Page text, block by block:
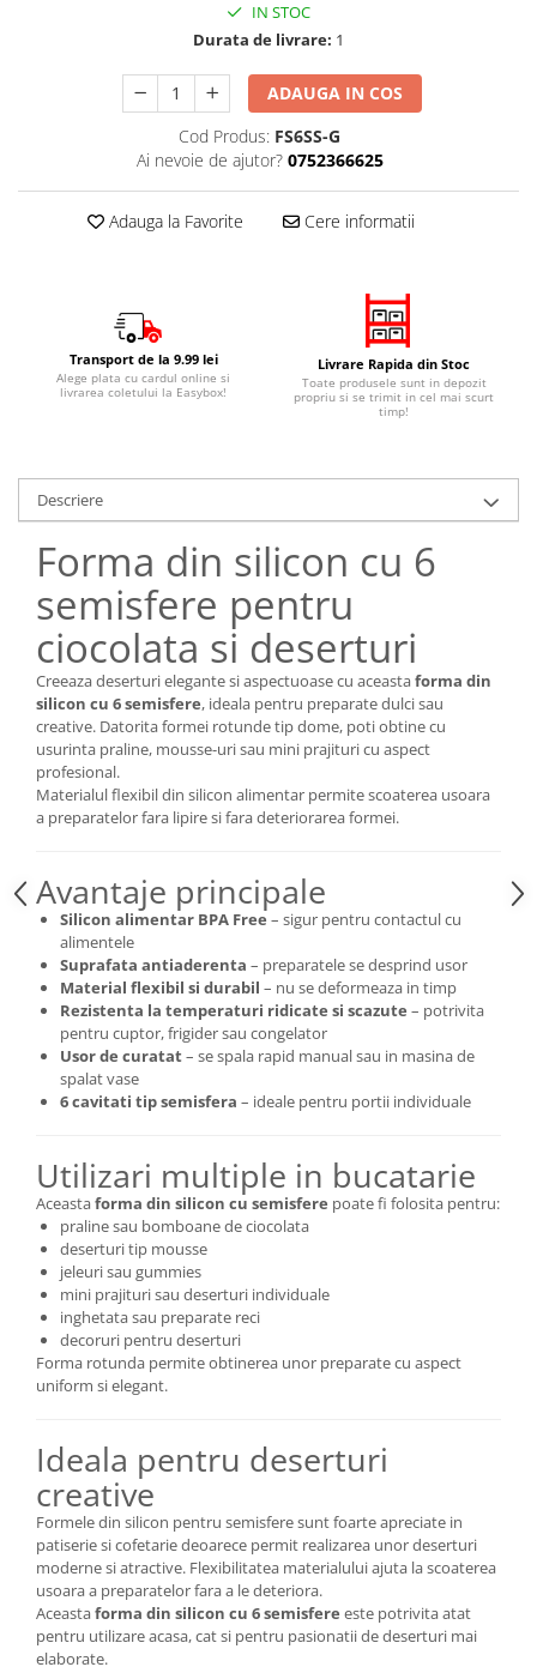
IN STOC
Durata de livrare: 1
ADAUGA IN COS
Cod Produs: FS6SS-G
Ai nevoie de ajutor? 0752366625
Adauga la Favorite Cere informatii
Transport de la 9.99 lei
Alege plata cu cardul online si
livrarea coletului la Easybox!
Livrare Rapida din Stoc
Toate produsele sunt in depozit
propriu si se trimit in cel mai scurt
timp!
Descriere
Forma din silicon cu 6
semisfere pentru
ciocolata si deserturi
Creeaza deserturi elegante si aspectuoase cu aceastaforma din
silicon cu 6 semisfere, ideala pentru preparate dulci sau
creative. Datorita formei rotunde tip dome, poti obtine cu
usurinta praline, mousse-uri sau mini prajituri cu aspect
profesional.
Materialul flexibil din silicon alimentar permite scoaterea usoara
a preparatelor fara lipire si fara deteriorarea formei.
Avantaje principale
Silicon alimentar BPA Free – sigur pentru contactul cu
alimentele
Suprafata antiaderenta – preparatele se desprind usor
Material flexibil si durabil – nu se deformeaza in timp
Rezistenta la temperaturi ridicate si scazute – potrivita
pentru cuptor, frigider sau congelator
Usor de curatat– se spala rapid manual sau in masina de
spalat vase
6 cavitati tip semisfera – ideale pentru portii individuale
Utilizari multiple in bucatarie
Aceastaforma din silicon cu semisfere poate fi folosita pentru:
praline sau bomboane de ciocolata
deserturi tip mousse
jeleuri sau gummies
mini prajituri sau deserturi individuale
inghetata sau preparate reci
decoruri pentru deserturi
Forma rotunda permite obtinerea unor preparate cu aspect
uniform si elegant.
Ideala pentru deserturi
creative
Formele din silicon pentru semisfere sunt foarte apreciate in
patiserie si cofetarie deoarece permit realizarea unor deserturi
moderne si atractive. Flexibilitatea materialului ajuta la scoaterea
usoara a preparatelor fara a le deteriora.
Aceastaforma din silicon cu 6 semisfere este potrivita atat
pentru utilizare acasa, cat si pentru pasionatii de deserturi mai
elaborate.